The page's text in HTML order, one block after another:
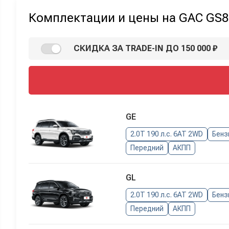
Комплектации и цены на GAC GS8
СКИДКА ЗА TRADE-IN ДО 150 000 ₽
GE
2.0T 190 л.с. 6AT 2WD
Передний
АКПП
GL
2.0T 190 л.с. 6AT 2WD
Передний
АКПП